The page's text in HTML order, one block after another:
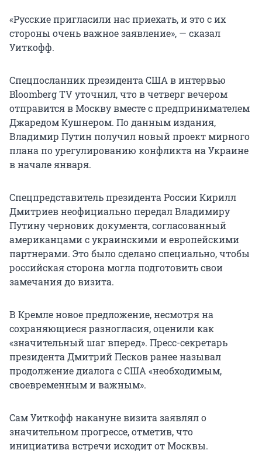
«Русские пригласили нас приехать, и это с их
стороны очень важное заявление», — сказал
Уиткофф.
Спецпосланник президента США в интервью
Bloomberg TV уточнил, что в четверг вечером
отправится в Москву вместе с предпринимателем
Джаредом Кушнером. По данным издания,
Владимир Путин получил новый проект мирного
плана по урегулированию конфликта на Украине
в начале января.
Спецпредставитель президента России Кирилл
Дмитриев неофициально передал Владимиру
Путину черновик документа, согласованный
американцами с украинскими и европейскими
партнерами. Это было сделано специально, чтобы
российская сторона могла подготовить свои
замечания до визита.
В Кремле новое предложение, несмотря на
сохраняющиеся разногласия, оценили как
«значительный шаг вперед». Пресс-секретарь
президента Дмитрий Песков ранее называл
продолжение диалога с США «необходимым,
своевременным и важным».
Сам Уиткофф накануне визита заявлял о
значительном прогрессе, отметив, что
инициатива встречи исходит от Москвы.